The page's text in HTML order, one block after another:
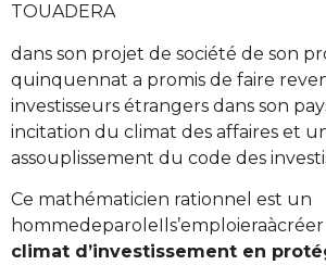
TOUADERA
dans son projet de société de son
quinquennat a promis de faire
investisseurs étrangers dans son
incitation du climat des affaires et
assouplissement du code des
Ce mathématicien rationnel est un
hommedeparoleIls’emploieraàcréer
climat d’investissement en